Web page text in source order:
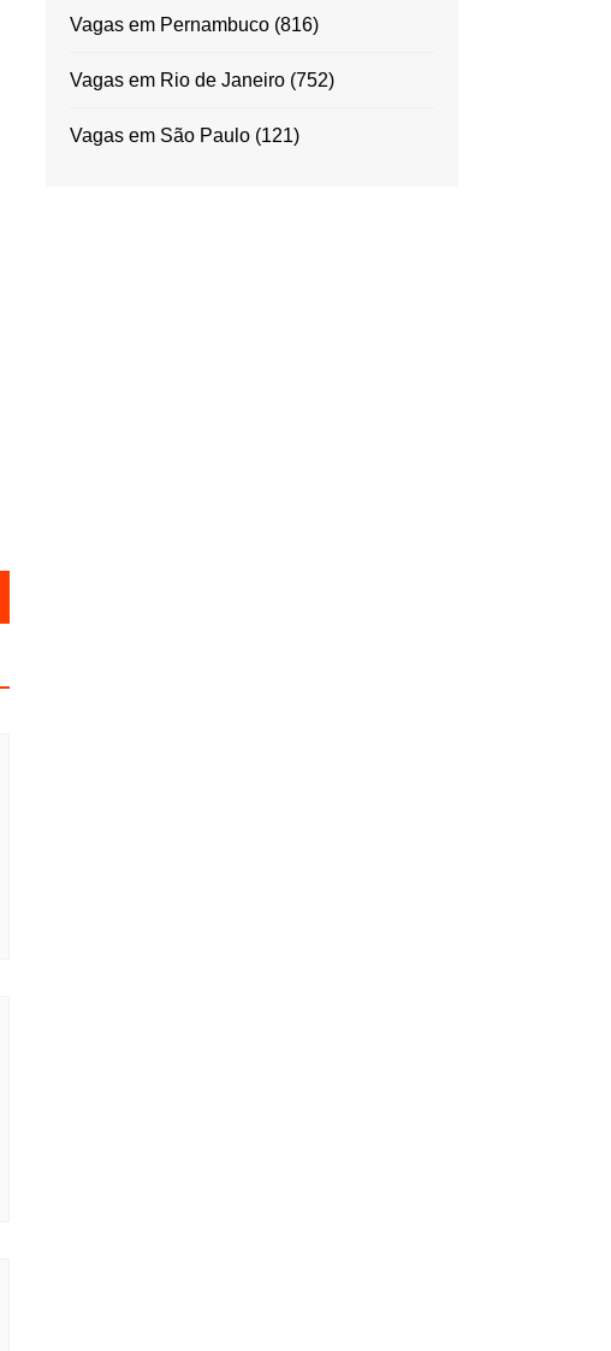
Vagas em Pernambuco(816)
Vagas em Rio de Janeiro(752)
Vagas em São Paulo(121)